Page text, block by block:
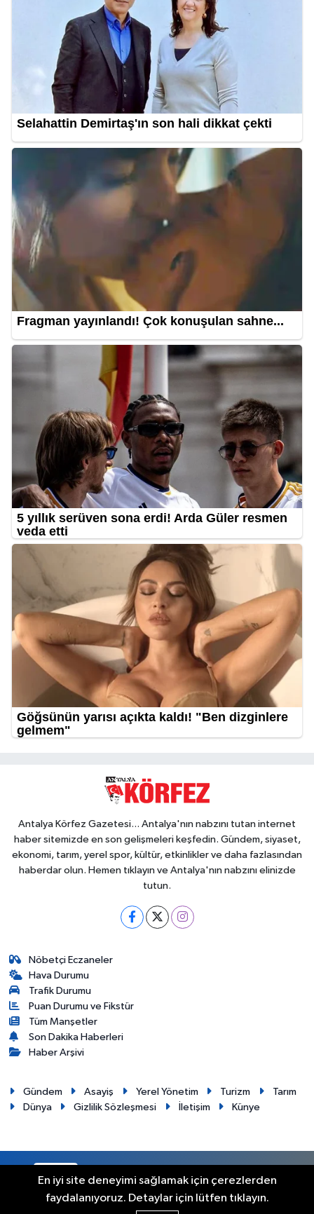
Antalya Körfez Gazetesi... Antalya'nın nabzını tutan internet
haber sitemizde en son gelişmeleri keşfedin. Gündem, siyaset,
ekonomi, tarım, yerel spor, kültür, etkinlikler ve daha fazlasından
haberdar olun. Hemen tıklayın ve Antalya'nın nabzını elinizde
tutun.
Nöbetçi Eczaneler
Hava Durumu
Trafik Durumu
Puan Durumu ve Fikstür
Tüm Manşetler
Son Dakika Haberleri
Haber Arşivi
Gündem Asayiş Yerel Yönetim Turizm
Tarım
Dünya
Gizlilik Sözleşmesi İletişim Künye
En iyi site deneyimi sağlamak için çerezlerden
faydalanıyoruz. Detaylar için lütfen tıklayın.